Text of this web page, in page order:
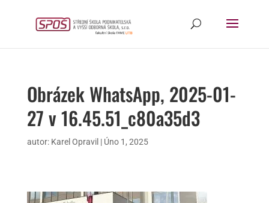
Obrázek WhatsApp, 2025-01-
27 v 16.45.51_c80a35d3
autor: Karel Opravil | Úno 1, 2025